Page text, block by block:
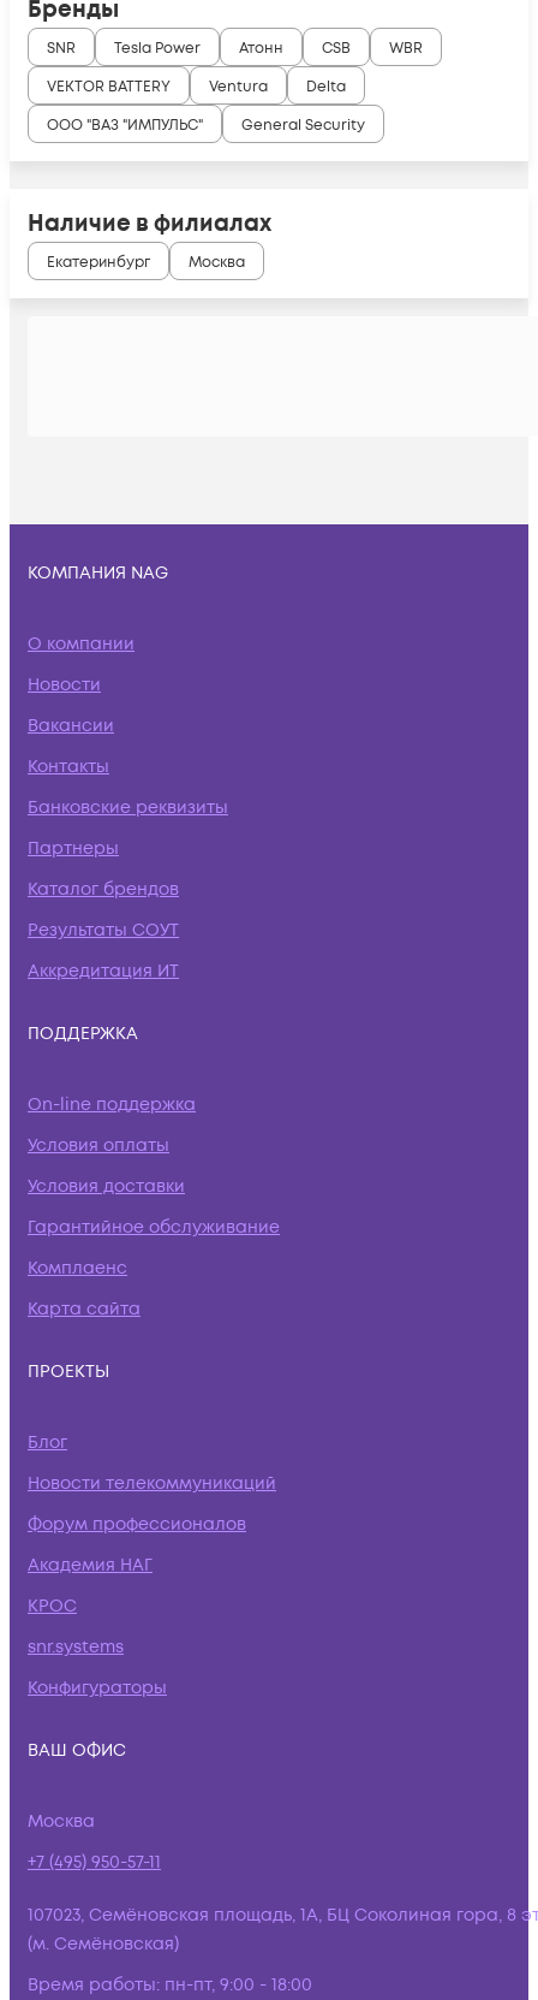
Бренды
SNR Tesla Power Атонн CSB
WBR
VEKTOR BATTERY
Ventura
Delta
ООО "ВАЗ "ИМПУЛЬС"
General Security
Наличие в филиалах
Екатеринбург Москва
КОМПАНИЯ NAG
О компании
Новости
Вакансии
Контакты
Банковские реквизиты
Партнеры
Каталог брендов
Результаты СОУТ
Аккредитация ИТ
ПОДДЕРЖКА
On-line поддержка
Условия оплаты
Условия доставки
Гарантийное обслуживание
Комплаенс
Карта сайта
ПРОЕКТЫ
Блог
Новости телекоммуникаций
Форум профессионалов
Академия НАГ
КРОС
snr.systems
Конфигураторы
ВАШ ОФИС
Москва
+7 (495) 950-57-11
107023, Семёновская площадь, 1А, БЦ Соколиная гора, 8
(м. Семёновская)
Время работы: пн-пт, 9:00 - 18:00